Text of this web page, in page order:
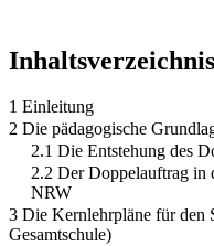
Inhaltsverzeichnis
1 Einleitung
2 Die pädagogische
2.1 Die Entstehung des
2.2 Der Doppelauftrag in
NRW
3 Die Kernlehrpläne für
Gesamtschule)